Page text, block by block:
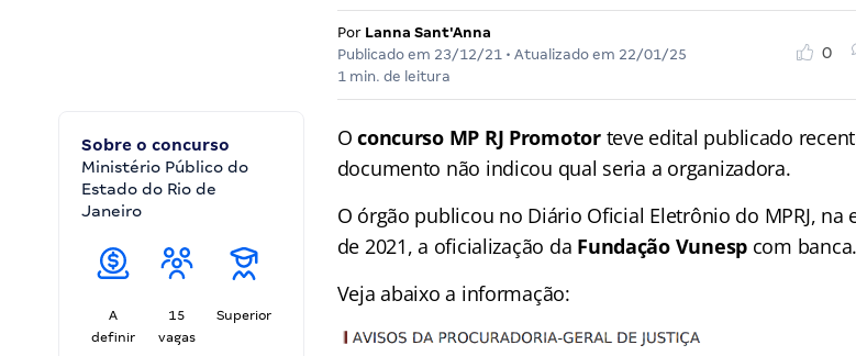
Por Lanna Sant'Anna
Publicado em 23/12/21• Atualizado em 22/01/25
1 min. de leitura
0
Sobre o concurso
Ministério Público do
Estado do Rio de
Janeiro
A
definir
15
vagas
Superior
Oconcurso MP RJ Promotorteve edital publicado
documento não indicou qual seria a organizadora.
O órgão publicou no Diário Oficial Eletrônio do MPRJ, na
de 2021, a oficialização da Fundação Vunesp com banca.
Veja abaixo a informação: